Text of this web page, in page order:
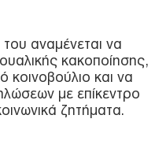
αναμένεται να
κακοποίησης,
κοινοβούλιο και να
με επίκεντρο
ζητήματα.